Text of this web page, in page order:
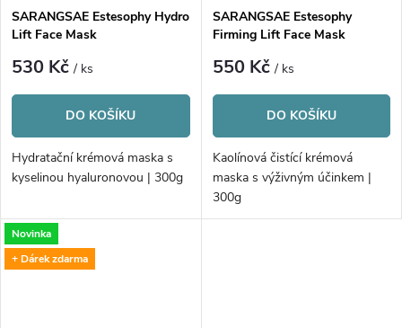
SARANGSAE Estesophy Hydro
Lift Face Mask
530 Kč/ ks
DO KOŠÍKU
Hydratační krémová maska s
kyselinou hyaluronovou | 300g
SARANGSAE Estesophy
Firming Lift Face Mask
550 Kč/ ks
DO KOŠÍKU
Kaolínová čistící krémová
maska s výživným účinkem |
300g
Novinka
+ Dárek zdarma